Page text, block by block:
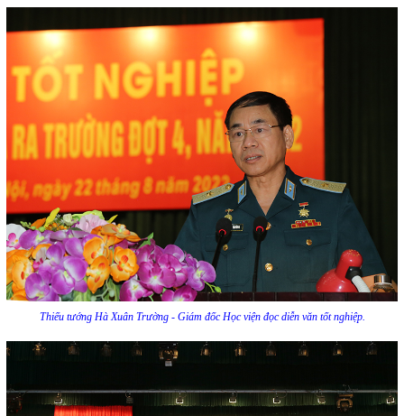
Thiếu tướng Hà Xuân Trường - Giám đốc Học viện đọc diễn văn tốt nghiệp.